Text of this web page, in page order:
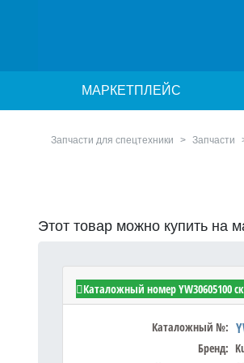
МАРКЕТПЛЕЙС
Запчасти для спецтехники Запчасти
Этот товар можно купить на
Kubota YW30605100 -
Каталожный №:
Бренд:
Каталожный номер YW30605100